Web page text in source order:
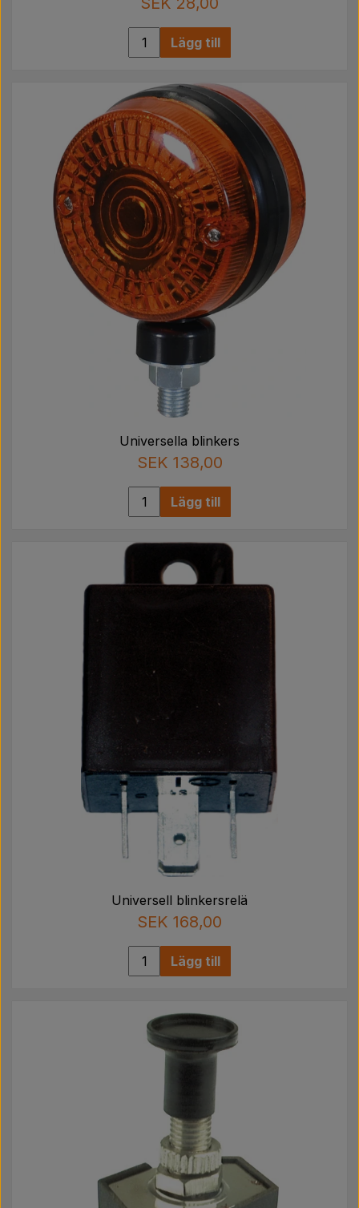
Lägg till
Universella blinkers
SEK 138,00
Lägg till
Universell blinkersrelä
SEK 168,00
Lägg till